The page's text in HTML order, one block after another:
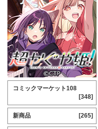
コミックマーケット108
[348]
新商品 [265]